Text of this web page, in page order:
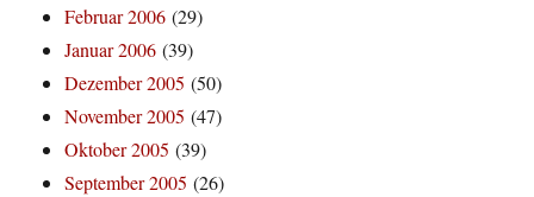
Februar 2006 (29)
Januar 2006 (39)
Dezember 2005 (50)
November 2005 (47)
Oktober 2005 (39)
September 2005 (26)